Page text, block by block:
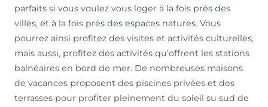
parfaits si vous voulez vous loger à la fois près des
villes, et à la fois près des espaces natures. Vous
pourrez ainsi profitez des visites et activités culturelles,
mais aussi, profitez des activités qu’offrent les stations
balnéaires en bord de mer. De nombreuses maisons
de vacances proposent des piscines privées et des
terrasses pour profiter pleinement du soleil su sud de